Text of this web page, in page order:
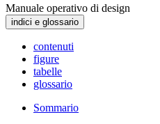
Manuale operativo di design
indici e glossario
contenuti
figure
tabelle
glossario
Sommario